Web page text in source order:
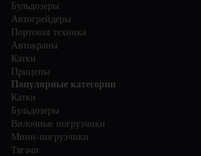
Бульдозеры
Автогрейдеры
Портовая техника
Автокраны
Катки
Прицепы
Популярные категории
Катки
Бульдозеры
Вилочные погрузчики
Мини-погрузчики
Тягачи